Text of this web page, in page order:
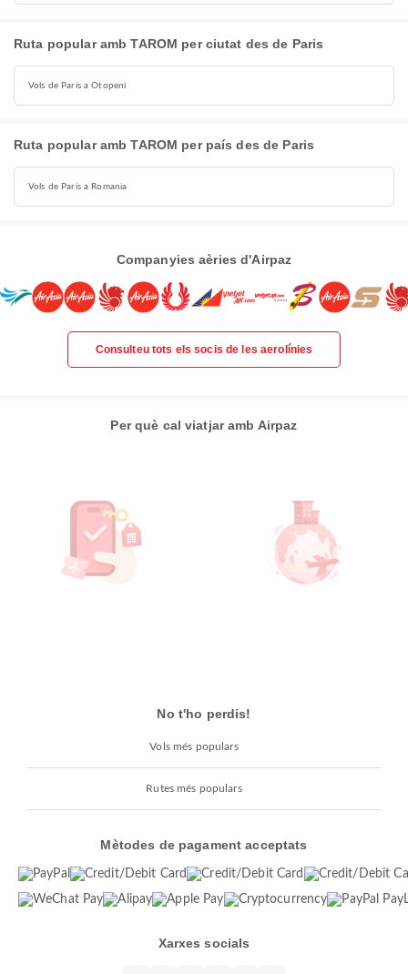
Ruta popular amb TAROM per ciutat des de Paris
Vols de Paris a Otopeni
Ruta popular amb TAROM per país des de Paris
Vols de Paris a Romania
Companyies aèries d'Airpaz
Consulteu tots els socis de les aerolínies
Per què cal viatjar amb Airpaz
No t'ho perdis!
Vols més populars
Rutes més populars
Mètodes de pagament acceptats
Xarxes socials